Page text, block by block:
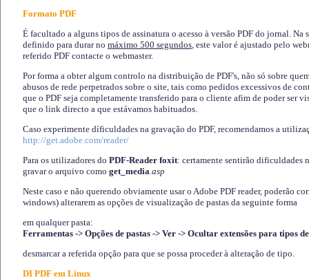
Formato PDF
É facultado a alguns tipos de assinatura o acesso à versão PDF do jornal. Na
definido para durar no máximo 500 segundos, este valor é ajustado pelo
referido PDF contacte o webmaster.
Por forma a obter algum controlo na distribuição de PDF's, não só sobre
abusos de rede perpetrados sobre o site, tais como pedidos excessivos de
que o PDF seja completamente transferido para o cliente afim de poder ser
que o link directo a que estávamos habituados.
Caso experimente díficuldades na gravação do PDF, recomendamos a
http://get.adobe.com/reader/
Para os utilizadores do PDF-Reader foxit: certamente sentirão dificuldades
gravar o arquivo como get_media.asp
Neste caso e não querendo obviamente usar o Adobe PDF reader, poderão
windows) alterarem as opções de visualização de pastas da seguinte forma
em qualquer pasta:
Ferramentas -> Opções de pastas -> Ver -> Ocultar extensões para tipos
desmarcar a referida opção para que se possa proceder à alteração de tipo.
DI PDF em Linux